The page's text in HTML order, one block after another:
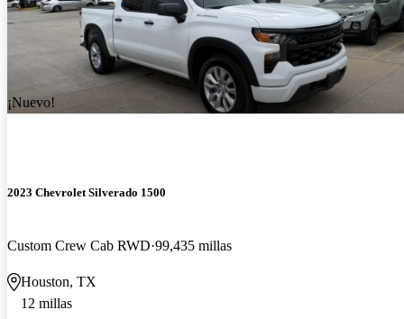
¡Nuevo!
2023 Chevrolet Silverado 1500
Custom Crew Cab RWD 99,435 millas
Houston, TX
12 millas